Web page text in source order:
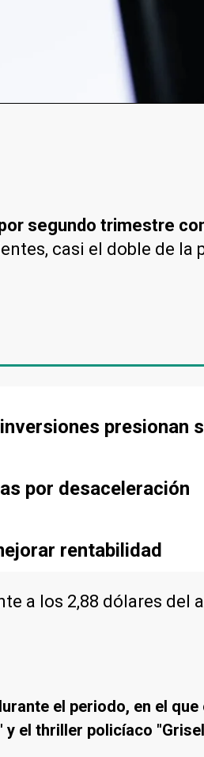
segundo trimestre
casi el doble de la
presionan
por desaceleración
rentabilidad
a los 2,88 dólares del
el periodo, en el que
el thriller policíaco